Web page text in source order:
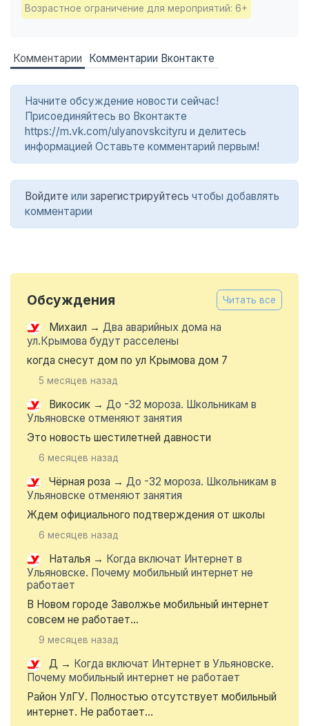
Возрастное ограничение для мероприятий: 6+
Комментарии Комментарии Вконтакте
Начните обсуждение новости сейчас!
Присоединяйтесь во Вконтакте
https://m.vk.com/ulyanovskcityru и делитесь
информацией Оставьте комментарий первым!
Войдите или зарегистрируйтесь чтобы добавлять
комментарии
Обсуждения Читать все
Михаил → Два аварийных дома на
ул.Крымова будут расселены
когда снесут дом по ул Крымова дом 7
5 месяцев назад
Викосик → До -32 мороза. Школьникам в
Ульяновске отменяют занятия
Это новость шестилетней давности
6 месяцев назад
Чёрная роза → До -32 мороза. Школьникам в
Ульяновске отменяют занятия
Ждем официального подтверждения от школы
6 месяцев назад
Наталья → Когда включат Интернет в
Ульяновске. Почему мобильный интернет не
работает
В Новом городе Заволжье мобильный интернет
совсем не работает...
9 месяцев назад
Д → Когда включат Интернет в Ульяновске.
Почему мобильный интернет не работает
Район УлГУ. Полностью отсутствует мобильный
интернет. Не работает...